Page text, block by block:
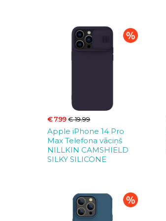
€ 7.99€ 19.99
Apple iPhone 14 Pro
Max Telefona vāciņš
NILLKIN CAMSHIELD
SILKY SILICONE